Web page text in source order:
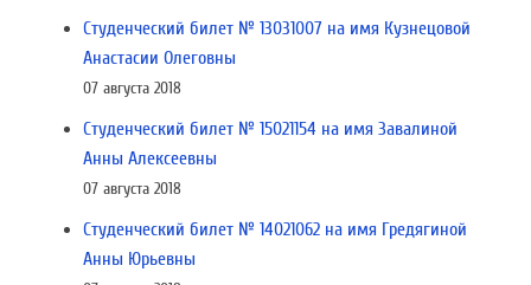
Студенческий билет № 13031007 на имя Кузнецовой
Анастасии Олеговны
07 августа 2018
Студенческий билет № 15021154 на имя Завалиной
Анны Алексеевны
07 августа 2018
Студенческий билет № 14021062 на имя Гредягиной
Анны Юрьевны